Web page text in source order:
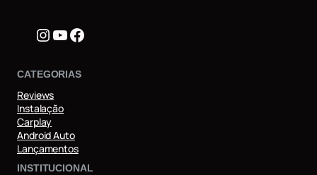
Instagram
Youtube
Facebook
CATEGORIAS
Reviews
Instalação
Carplay
Android Auto
Lançamentos
INSTITUCIONAL